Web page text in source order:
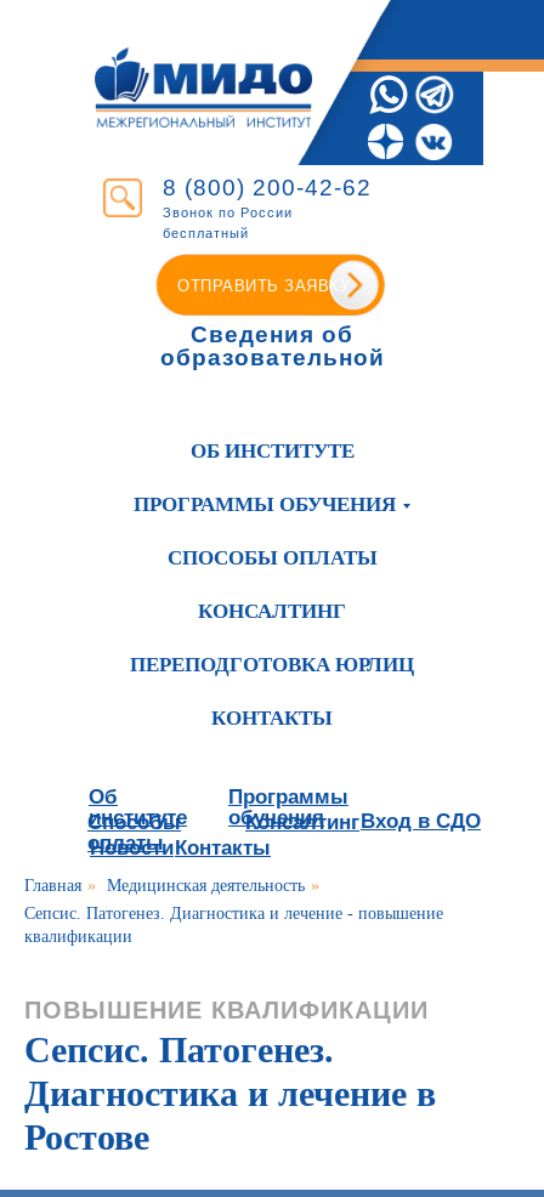
8 (800) 200-42-62
Звонок по России
бесплатный
ОТПРАВИТЬ ЗАЯВКУ
Сведения об
образовательной
ОБ ИНСТИТУТЕ
ПРОГРАММЫ ОБУЧЕНИЯ
СПОСОБЫ ОПЛАТЫ
КОНСАЛТИНГ
ПЕРЕПОДГОТОВКА ЮРЛИЦ
КОНТАКТЫ
Об
институте
Программы
обучения
Способы
оплаты
Консалтинг
Новости
Вход в СДО
Контакты
Главная » Медицинская деятельность »
Сепсис. Патогенез. Диагностика и лечение - повышение
квалификации
ПОВЫШЕНИЕ КВАЛИФИКАЦИИ
Сепсис. Патогенез.
Диагностика и лечение в
Ростове